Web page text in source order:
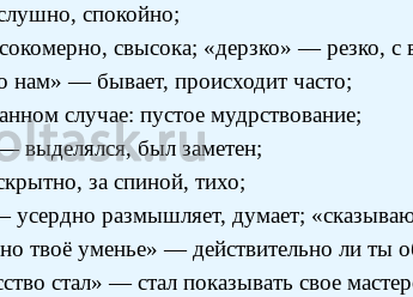
спокойно;
свысока; «дерзко» — резко, с
нам» — бывает, происходит часто;
случае: пустое мудрствование;
выделялся, был заметен;
за спиной, тихо;
усердно размышляет, думает;
твоё уменье» — действительно ли ты
стал» — стал показывать свое